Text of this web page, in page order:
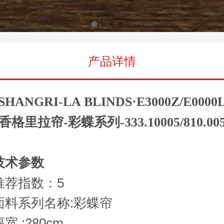
产品详情
LA BLINDS·E3000Z/
格里拉帘-彩蝶系列-333.10005/
术参数
荐指数：5
料系列名称:彩蝶帘